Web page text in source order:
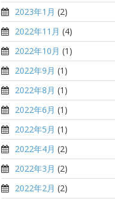
2023年1月 (2)
2022年11月 (4)
2022年10月 (1)
2022年9月 (1)
2022年8月 (1)
2022年6月 (1)
2022年5月 (1)
2022年4月 (2)
2022年3月 (2)
2022年2月 (2)